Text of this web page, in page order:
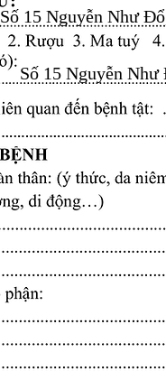
Số 15 Nguyễn Như
Số 15 Nguyễn